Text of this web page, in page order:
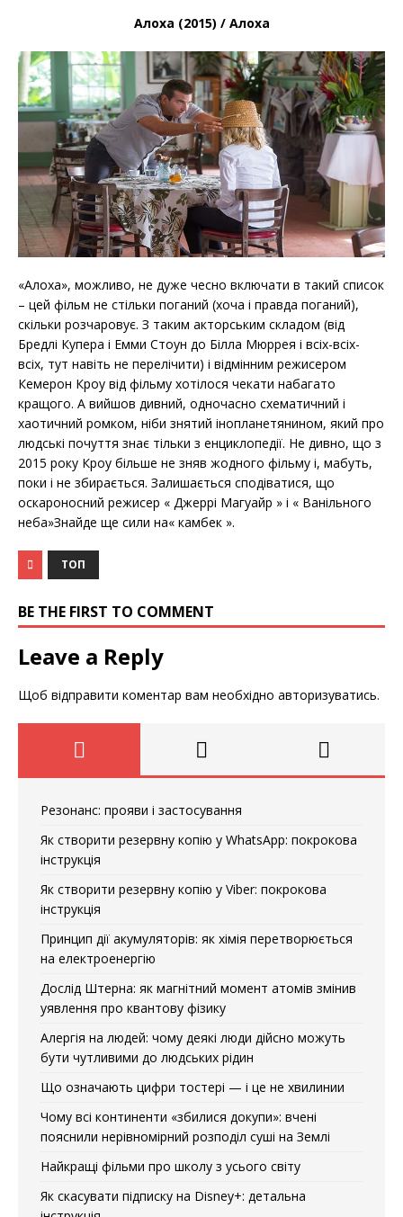
Алоха (2015) / Алоха
«Алоха», можливо, не дуже чесно включати в такий список
– цей фільм не стільки поганий (хоча і правда поганий),
скільки розчаровує. З таким акторським складом (від
Бредлі Купера і Емми Стоун до Білла Мюррея і всіх-всіх-
всіх, тут навіть не перелічити) і відмінним режисером
Кемерон Кроу від фільму хотілося чекати набагато
кращого. А вийшов дивний, одночасно схематичний і
хаотичний ромком, ніби знятий інопланетянином, який про
людські почуття знає тільки з енциклопедії. Не дивно, що з
2015 року Кроу більше не зняв жодного фільму і, мабуть,
поки і не збирається. Залишається сподіватися, що
оскароносний режисер « Джеррі Магуайр » і « Ванільного
неба»Знайде ще сили на« камбек ».
ТОП
BE THE FIRST TO COMMENT
Leave a Reply
Щоб відправити коментар вам необхідно авторизуватись.
Резонанс: прояви і застосування
Як створити резервну копію у WhatsApp: покрокова
інструкція
Як створити резервну копію у Viber: покрокова
інструкція
Принцип дії акумуляторів: як хімія перетворюється
на електроенергію
Дослід Штерна: як магнітний момент атомів змінив
уявлення про квантову фізику
Алергія на людей: чому деякі люди дійсно можуть
бути чутливими до людських рідин
Що означають цифри тостері — і це не хвилинии
Чому всі континенти «збилися докупи»: вчені
пояснили нерівномірний розподіл суші на Землі
Найкращі фільми про школу з усього світу
Як скасувати підписку на Disney+: детальна